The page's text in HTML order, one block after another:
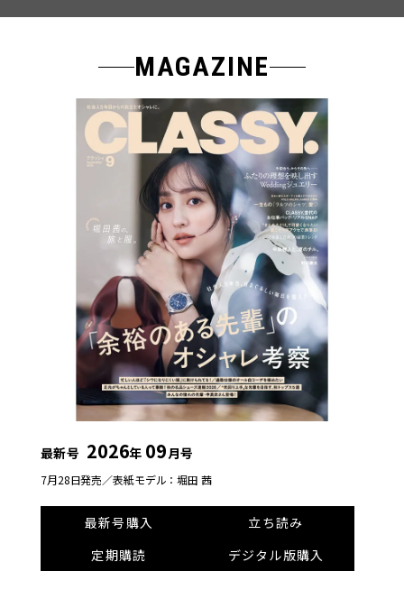
MAGAZINE
最新号 2026年 09月号
7月28日発売／表紙モデル：堀田 茜
最新号購入
立ち読み
定期購読
デジタル版購入